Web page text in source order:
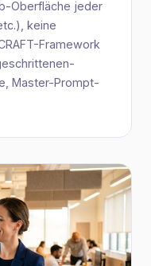
Oberfläche jeder
keine
Framework
Master-Prompt-